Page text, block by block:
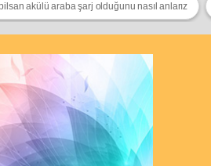
akülü araba şarj olduğunu nasıl anlarız